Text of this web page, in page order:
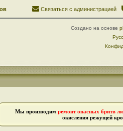
Связаться с администрацией
Создано на основе
Мы производим ремонт опасных бритв
окисления режущей